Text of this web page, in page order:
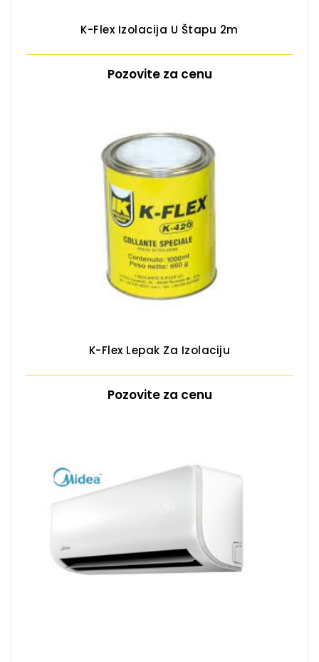
K-Flex Izolacija U Štapu 2m
Pozovite za cenu
K-Flex Lepak Za Izolaciju
Pozovite za cenu